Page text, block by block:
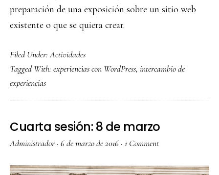
preparación de una exposición sobre un sitio web
existente o que se quiera crear.
Filed Under:Actividades
Tagged With: experiencias con WordPress, intercambio de
experiencias
Cuarta sesión: 8 de marzo
Administrador · 6 de marzo de 2016 · 1 Comment